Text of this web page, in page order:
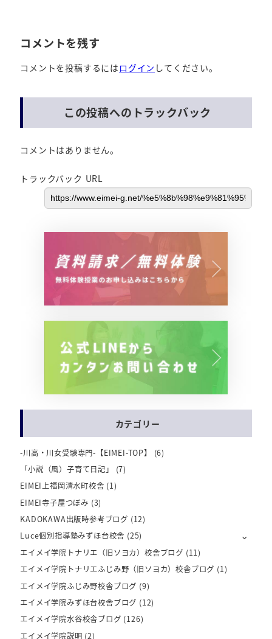
コメントを残す
コメントを投稿するには ログイン してください。
この投稿へのトラックバック
コメントはありません。
トラックバック URL
カテゴリー
-川高・川女受験専門-【EIMEI-TOP】
(6)
「小説（風）子育て日記」
(7)
EIMEI上福岡清水町校舎 (1)
EIMEI寺子屋つぼみ (3)
KADOKAWA出版時参考ブログ (12)
Luce個別指導塾みずほ台校舎 (25)
エイメイ学院トナリエ（旧ソヨカ）校舎ブログ (11)
エイメイ学院トナリエふじみ野（旧ソヨカ）校舎ブログ (1)
エイメイ学院ふじみ野校舎ブログ (9)
エイメイ学院みずほ台校舎ブログ (12)
エイメイ学院水谷校舎ブログ (126)
エイメイ学院説明 (2)